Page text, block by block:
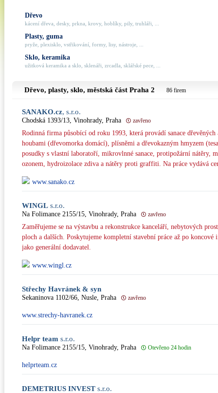
Dřevo
kácení dřeva, desky, prkna, krovy, hoblíky, pily, truhláři, ...
Plasty, guma
pryže, plexisklo, vstřikování, formy, lisy, nástroje, ...
Sklo, keramika
užitková keramika a sklo, sklenáři, zrcadla, sklářské pece, ...
Dřevo, plasty, sklo, městská část Praha 2 86 firem
SANAKO.cz, s.r.o.
Chodská 1393/13, Vinohrady, Praha zavřeno
Rodinná firma působící od roku 1993, která provádí sanace
houbami (dřevomorka domácí), plísněmi a dřevokazným hmyzem
posudky s vlastní laboratoří, mikrovlnné sanace, protipožární nátěry,
ozonem, hydroizolace zdiva a nátěry proti graffiti. Na práce vydává
www.sanako.cz
WINGL s.r.o.
Na Folimance 2155/15, Vinohrady, Praha zavřeno
Zaměřujeme se na výstavbu a rekonstrukce kanceláří, nebytových
ploch a dalších. Poskytujeme kompletní stavební práce až po
jako generální dodavatel.
www.wingl.cz
Střechy Havránek & syn
Sekaninova 1102/66, Nusle, Praha zavřeno
www.strechy-havranek.cz
Helpr team s.r.o.
Na Folimance 2155/15, Vinohrady, Praha Otevřeno 24 hodin
helprteam.cz
DEMETRIUS INVEST s.r.o.